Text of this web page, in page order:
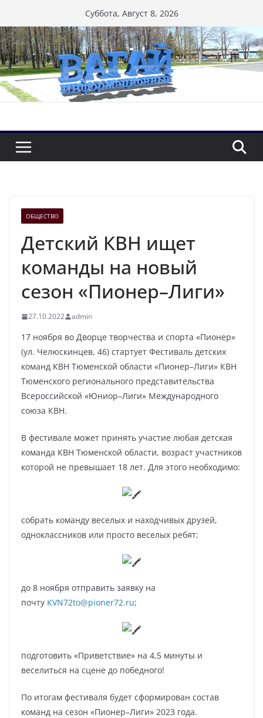
к
содержимому
Суббота, Август 8, 2026
ОБЩЕСТВО
Детский КВН ищет
команды на новый
сезон «Пионер–Лиги»
27.10.2022 admin
17 ноября во Дворце творчества и спорта «Пионер»
(ул. Челюскинцев, 46) стартует Фестиваль детских
команд КВН Тюменской области «Пионер–Лиги» КВН
Тюменского регионального представительства
Всероссийской «Юниор–Лиги» Международного
союза КВН.
В фестивале может принять участие любая детская
команда КВН Тюменской области, возраст участников
которой не превышает 18 лет. Для этого необходимо:
собрать команду веселых и находчивых друзей,
одноклассников или просто веселых ребят;
до 8 ноября отправить заявку на
почту KVN72to@pioner72.ru;
подготовить «Приветствие» на 4,5 минуты и
веселиться на сцене до победного!
По итогам фестиваля будет сформирован состав
команд на сезон «Пионер–Лиги» 2023 года.